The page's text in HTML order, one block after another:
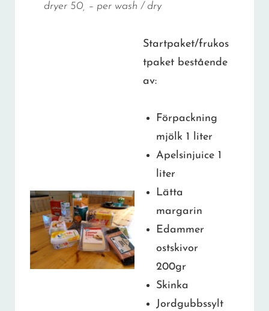
dryer 50, – per wash / dry
Startpaket/frukos
tpaket bestående
av:
Förpackning
mjölk 1 liter
Apelsinjuice 1
liter
Lätta
margarin
Edammer
ostskivor
200gr
Skinka
Jordgubbssylt